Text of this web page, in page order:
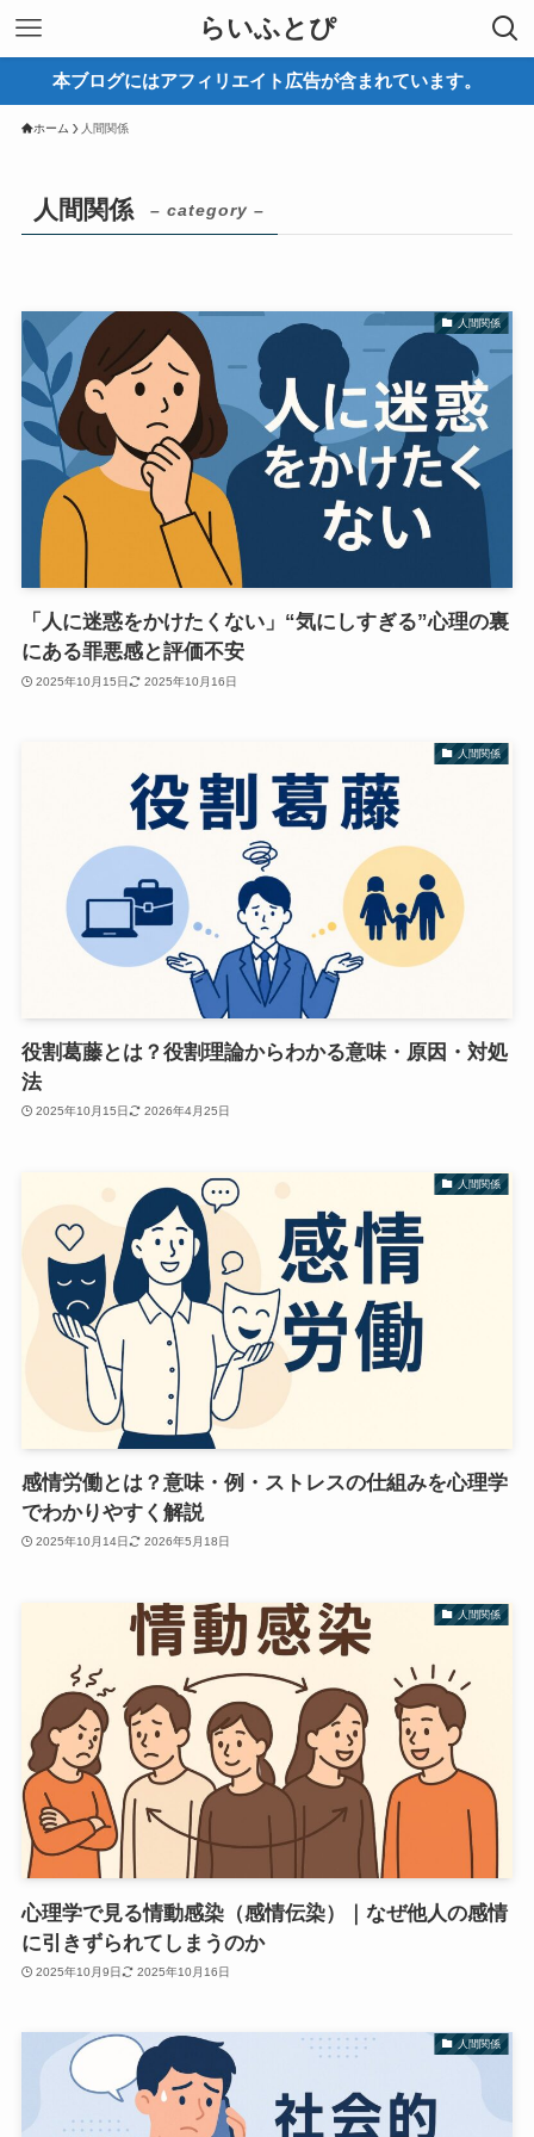
らいふとぴ
本ブログにはアフィリエイト広告が含まれています。
ホーム 人間関係
人間関係 – category –
人間関係
「人に迷惑をかけたくない」“気にしすぎる”心理の裏
にある罪悪感と評価不安
2025年10月15日 2025年10月16日
人間関係
役割葛藤とは？役割理論からわかる意味・原因・対処
法
2025年10月15日 2026年4月25日
人間関係
感情労働とは？意味・例・ストレスの仕組みを心理学
でわかりやすく解説
2025年10月14日 2026年5月18日
人間関係
心理学で見る情動感染（感情伝染）｜なぜ他人の感情
に引きずられてしまうのか
2025年10月9日 2025年10月16日
人間関係